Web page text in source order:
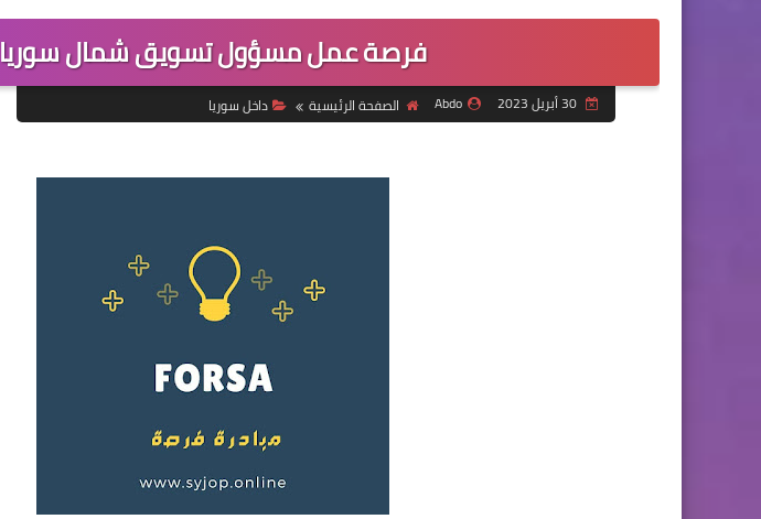
فرصة عمل مسؤول تسويق شمال سوريا
30 أبريل 2023 Abdo الصفحة الرئيسية داخل سوريا